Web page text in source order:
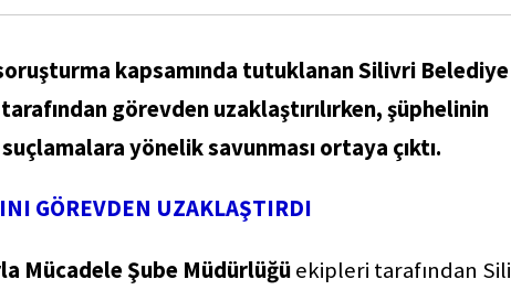
kapsamında tutuklanan Silivri Belediye
görevden uzaklaştırılırken, şüphelinin
yönelik savunması ortaya çıktı.
GÖREVDEN UZAKLAŞTIRDI
Mücadele Şube Müdürlüğüekipleri tarafından